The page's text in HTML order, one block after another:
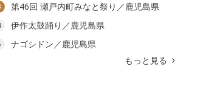
第46回 瀬戸内町みなと祭り／鹿児島県
伊作太鼓踊り／鹿児島県
ナゴシドン／鹿児島県
もっと見る